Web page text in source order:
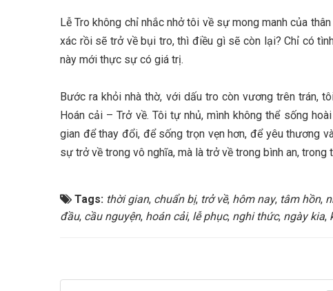
Lễ Tro không chỉ nhắc nhở tôi về sự mong manh của
xác rồi sẽ trở về bụi tro, thì điều gì sẽ còn lại? Chỉ có
này mới thực sự có giá trị.
Bước ra khỏi nhà thờ, với dấu tro còn vương trên trán,
Hoán cải – Trở về. Tôi tự nhủ, mình không thể sống
gian để thay đổi, để sống trọn vẹn hơn, để yêu thương
sự trở về trong vô nghĩa, mà là trở về trong bình an, trong
Tags: thời gian, chuẩn bị, trở về, hôm nay, tâm hồn,
đầu, cầu nguyện, hoán cải, lễ phục, nghi thức, ngày kia,